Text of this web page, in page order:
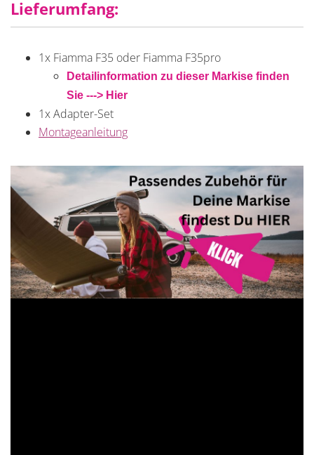
Lieferumfang:
1x Fiamma F35 oder Fiamma F35pro
Detailinformation zu dieser Markise finden
Sie ---> Hier
1x Adapter-Set
Montageanleitung